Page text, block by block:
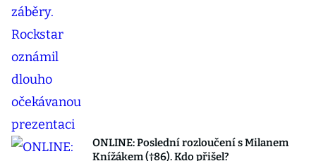
ONLINE: Poslední rozloučení s Milanem
Knížákem (†86). Kdo přišel?